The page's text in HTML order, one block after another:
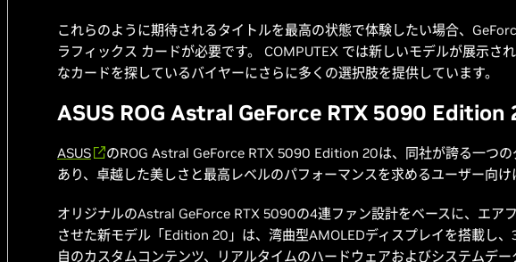
これらのように期待されるタイトルを最高の状態で体験したい場合、
ラフィックス カードが必要です。 COMPUTEX では新しいモデルが展示さ
なカードを探しているバイヤーにさらに多くの選択肢を提供しています。
ASUS ROG Astral GeForce RTX 5090 Edition
ASUS
のROG Astral GeForce RTX 5090 Edition 20は、同社が誇る一つ
あり、卓越した美しさと最高レベルのパフォーマンスを求めるユーザー向け
オリジナルのAstral GeForce RTX 5090の4連ファン設計をベースに、エア
させた新モデル「Edition 20」は、湾曲型AMOLEDディスプレイを搭載し
自のカスタムコンテンツ、リアルタイムのハードウェアおよびシステムデー